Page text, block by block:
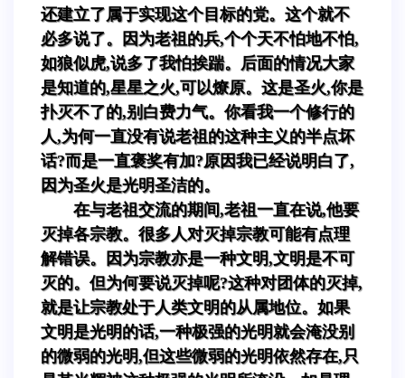
还建立了属于实现这个目标的党。这个就不
必多说了。因为老祖的兵,个个天不怕地不怕,
如狼似虎,说多了我怕挨踹。后面的情况大家
是知道的,星星之火,可以燎原。这是圣火,你是
扑灭不了的,别白费力气。你看我一个修行的
人,为何一直没有说老祖的这种主义的半点坏
话?而是一直褒奖有加?原因我已经说明白了,
因为圣火是光明圣洁的。
在与老祖交流的期间,老祖一直在说,他要
灭掉各宗教。很多人对灭掉宗教可能有点理
解错误。因为宗教亦是一种文明,文明是不可
灭的。但为何要说灭掉呢?这种对团体的灭掉,
就是让宗教处于人类文明的从属地位。如果
文明是光明的话,一种极强的光明就会淹没别
的微弱的光明,但这些微弱的光明依然存在,只